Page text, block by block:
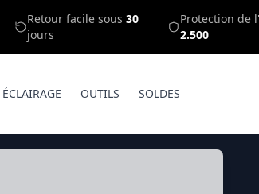
Retour facile sous 30
jours
Protection de
2.500
ÉCLAIRAGE OUTILS SOLDES